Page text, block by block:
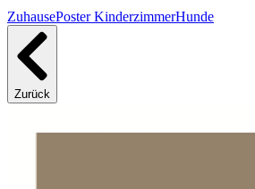
ZuhausePoster KinderzimmerHunde
Zurück